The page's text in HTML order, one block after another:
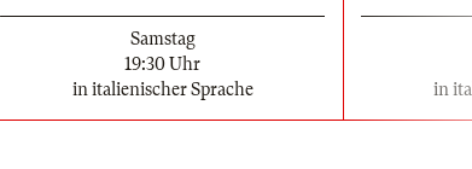
Samstag
19:30 Uhr
in italienischer Sprache
in